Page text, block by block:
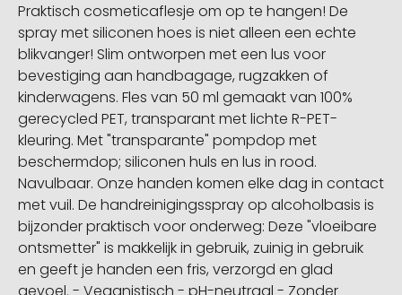
Praktisch cosmeticaflesje om op te hangen! De
spray met siliconen hoes is niet alleen een echte
blikvanger! Slim ontworpen met een lus voor
bevestiging aan handbagage, rugzakken of
kinderwagens. Fles van 50 ml gemaakt van 100%
gerecycled PET, transparant met lichte R-PET-
kleuring. Met "transparante" pompdop met
beschermdop; siliconen huls en lus in rood.
Navulbaar. Onze handen komen elke dag in contact
met vuil. De handreinigingsspray op alcoholbasis is
bijzonder praktisch voor onderweg: Deze "vloeibare
ontsmetter" is makkelijk in gebruik, zuinig in gebruik
en geeft je handen een fris, verzorgd en glad